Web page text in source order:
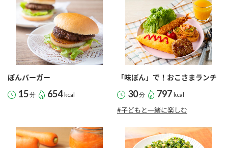
ぽんバーガー
15分 654 kcal
「味ぽん」で！おこさまランチ
30分 797 kcal
#子どもと一緒に楽しむ